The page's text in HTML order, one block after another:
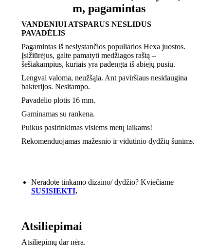
m, pagamintas
VANDENIUI ATSPARUS NESLIDUS
PAVADĖLIS
Pagamintas iš neslystančios populiarios Hexa juostos.
Įsižiūrėjus, galte pamatyti medžiagos raštą –
šešiakampius, kuriais yra padengta iš abiejų pusių.
Lengvai valoma, neužšąla. Ant paviršiaus nesidaugina
bakterijos. Nesitampo.
Pavadėlio plotis 16 mm.
Gaminamas su rankena.
Puikus pasirinkimas visiems metų laikams!
Rekomenduojamas mažesnio ir vidutinio dydžių šunims.
Neradote tinkamo dizaino/ dydžio? Kviečiame
SUSISIEKTI.
Atsiliepimai
Atsiliepimų dar nėra.